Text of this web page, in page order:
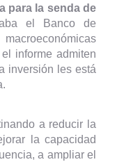
para la senda de
el Banco de
informe admiten
inversión les está
a reducir la
la capacidad
a ampliar el